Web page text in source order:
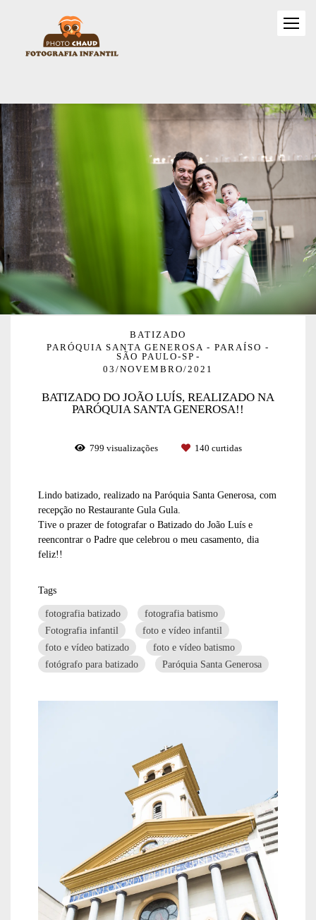
BATIZADO
PARÓQUIA SANTA GENEROSA - PARAÍSO -
SÃO PAULO-SP
03/NOVEMBRO/2021
BATIZADO DO JOÃO LUÍS, REALIZADO NA
PARÓQUIA SANTA GENEROSA!!
799 visualizações 140 curtidas
Lindo batizado, realizado na Paróquia Santa Generosa, com
recepção no Restaurante Gula Gula.
Tive o prazer de fotografar o Batizado do João Luís e
reencontrar o Padre que celebrou o meu casamento, dia
feliz!!
Tags
fotografia batizado
fotografia batismo
Fotografia infantil
foto e vídeo infantil
foto e vídeo batizado
foto e vídeo batismo
fotógrafo para batizado
Paróquia Santa Generosa